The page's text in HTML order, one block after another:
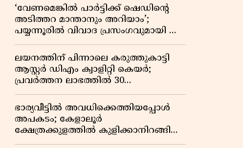
‘വേണമെങ്കിൽ പാർട്ടിക്ക് ഷെഡിൻ്റെ
അടിത്തറ മാന്താനും അറിയാം’;
പയ്യന്നൂരിൽ വിവാദ പ്രസംഗവുമായി കെ
കെ രാഗേഷ്
ലയനത്തിന് പിന്നാലെ കരുത്തുകാട്ടി
ആസ്റ്റർ ഡിഎം ക്വാളിറ്റി കെയർ;
പ്രവർത്തന ലാഭത്തിൽ 30
ശതമാനത്തിൻ്റെ വളർച്ച,
വരുമാനത്തിലും ലാഭത്തിലും വൻ
കുതിപ്പ് രേഖപ്പെടുത്തി ആദ്യ പാദ
റിപ്പോർട്ട് പുറത്ത്
ഭാര്യവീട്ടിൽ അവധിക്കെത്തിയപ്പോൾ
അപകടം; കേളാലൂർ
ക്ഷേത്രക്കുളത്തിൽ കുളിക്കാനിറങ്ങിയ
യുവാവ് മുങ്ങിമരിച്ചു